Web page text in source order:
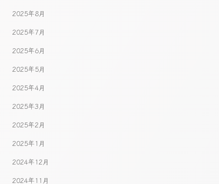
2025年8月
2025年7月
2025年6月
2025年5月
2025年4月
2025年3月
2025年2月
2025年1月
2024年12月
2024年11月